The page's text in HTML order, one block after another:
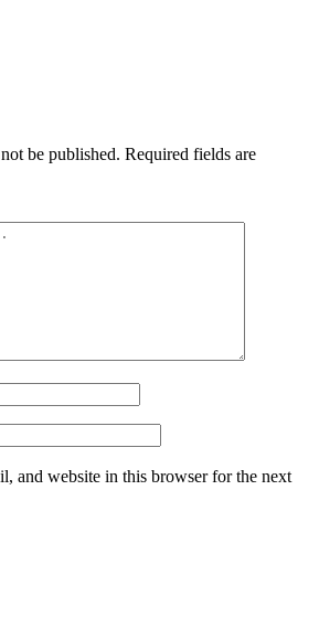
be published. Required fields are
and website in this browser for the next